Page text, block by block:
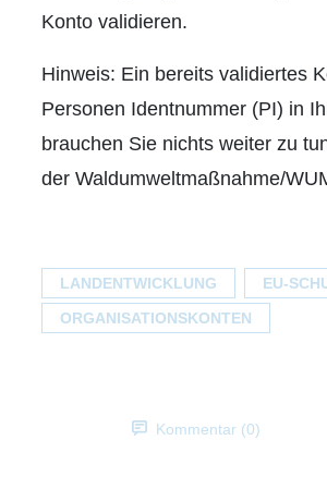
Konto validieren.
Hinweis: Ein bereits validiertes
Personen Identnummer (PI) in
brauchen Sie nichts weiter zu
der Waldumweltmaßnahme/
LANDENTWICKLUNG EU-
ORGANISATIONSKONTEN
Kommentar (0)